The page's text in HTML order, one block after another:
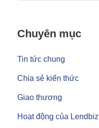
Chuyên mục
Tin tức chung
Chia sẻ kiến thức
Giao thương
Hoạt động của Lendbiz